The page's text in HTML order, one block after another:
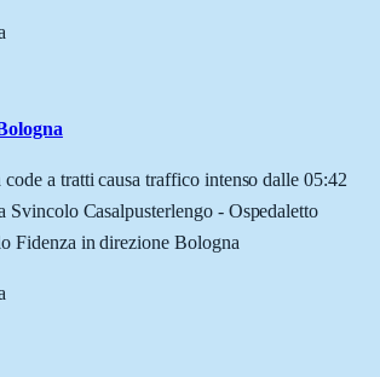
a tratti causa traffico intenso dalle 05:42
Svincolo Casalpusterlengo - Ospedaletto
Fidenza in direzione Bologna